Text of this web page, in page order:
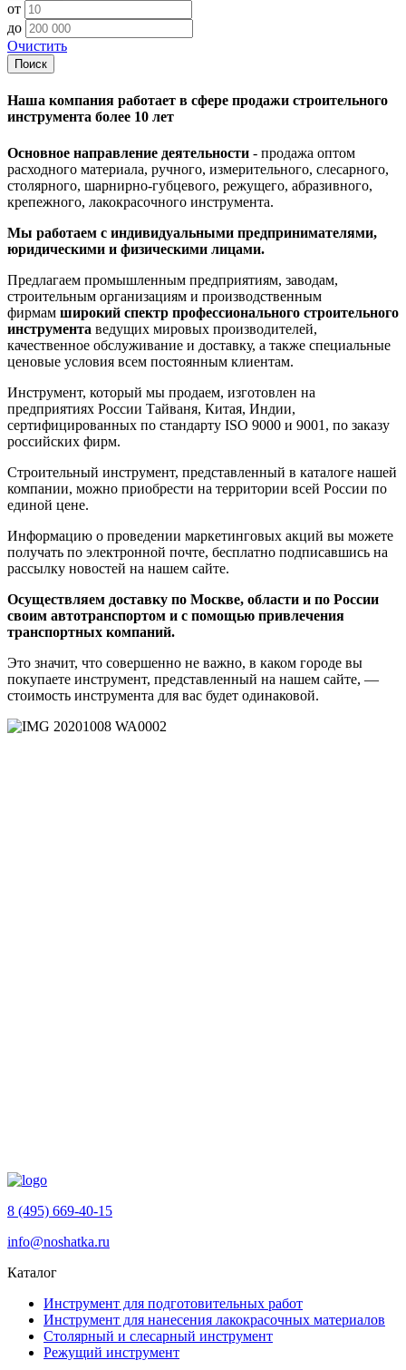
от
до
Очистить
Поиск
Наша компания работает в сфере продажи строительного
инструмента более 10 лет
Основное направление деятельности - продажа оптом
расходного материала, ручного, измерительного, слесарного,
столярного, шарнирно-губцевого, режущего, абразивного,
крепежного, лакокрасочного инструмента.
Мы работаем с индивидуальными предпринимателями,
юридическими и физическими лицами.
Предлагаем промышленным предприятиям, заводам,
строительным организациям и производственным
фирмам широкий спектр профессионального строительного
инструмента ведущих мировых производителей,
качественное обслуживание и доставку, а также специальные
ценовые условия всем постоянным клиентам.
Инструмент, который мы продаем, изготовлен на
предприятиях России Тайваня, Китая, Индии,
сертифицированных по стандарту ISO 9000 и 9001, по заказу
российских фирм.
Строительный инструмент, представленный в каталоге нашей
компании, можно приобрести на территории всей России по
единой цене.
Информацию о проведении маркетинговых акций вы можете
получать по электронной почте, бесплатно подписавшись на
рассылку новостей на нашем сайте.
Осуществляем доставку по Москве, области и по России
своим автотранспортом и с помощью привлечения
транспортных компаний.
Это значит, что совершенно не важно, в каком городе вы
покупаете инструмент, представленный на нашем сайте, —
стоимость инструмента для вас будет одинаковой.
8 (495) 669-40-15
info@noshatka.ru
Каталог
Инструмент для подготовительных работ
Инструмент для нанесения лакокрасочных материалов
Столярный и слесарный инструмент
Режущий инструмент